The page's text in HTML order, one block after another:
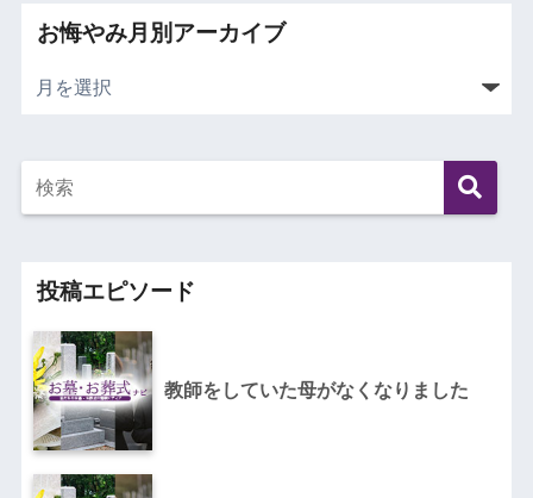
お悔やみ月別アーカイブ
投稿エピソード
教師をしていた母がなくなりました